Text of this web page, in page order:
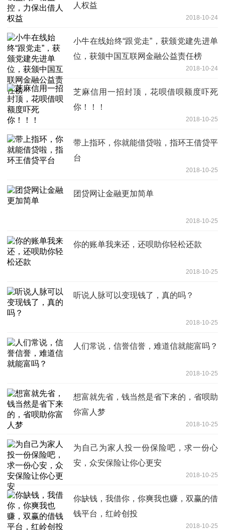
人权益
2018-10-24
小牛在线始终“跟党走”，获颁党建先进单
位，获颁中国互联网金融公益责任榜
2018-10-24
芝麻信用一招封顶，花呗借呗额度吓死
你！！！
2018-10-25
带上指环，你就能借贷啦，指环王借贷平
台
2018-10-25
团贷网让金融更加简单
2018-10-25
你的账单我来还，还呗助你轻松还款
2018-10-25
听说人脉可以变现钱了，真的吗？
2018-10-25
人们常说，信誉信誉，难道信就能富吗？
2018-10-25
想富就先省，钱当然是省下来的，省呗助
你富人梦
2018-10-25
为自己为家人投一份保险吧，求一份心
安，众安保险让你心更安
2018-10-25
你缺钱，我借你，你爽我也赚，双赢的借
钱平台，红岭创投
2018-10-25